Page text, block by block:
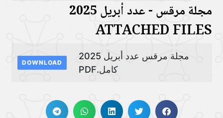
مجلة مرقس - عدد أبريل 2025
ATTACHED FILES
مجلة مرقس عدد أبريل 2025
كامل.PDF
DOWNLOAD